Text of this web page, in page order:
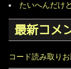
たいへんだけ
最新コメ
コード読み取りお